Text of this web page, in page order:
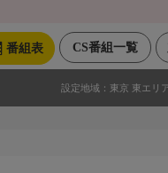
CS番組一覧
番組表
設定地域： 東京 東エリ